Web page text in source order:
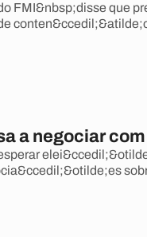
FMI&nbsp;disse que
a negociar